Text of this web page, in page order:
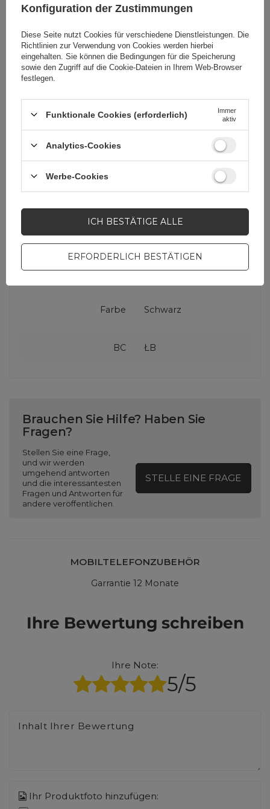
Zentimetern
Länge 5 m
Sammelverpackung
Produzenten-Code 70654
Verpackung Folie
Steckertyp RJ45 (männlich)
Farbe Schwarz
BC ŁB
Brauchen Sie Hilfe? Haben Sie
Fragen?
Stellen Sie eine Frage,
und wir werden
umgehend antworten
und die interessantesten
Fragen und Antworten für
andere veröffentlichen.
STELLE EINE FRAGE
MOBILTELEFONZUBEHÖR
Garrantie 12 Monate
Ihre Bewertung schreiben
Ihre Note:
5/5
Inhalt Ihrer Bewertung
Ihr Produktfoto hinzufügen:
Konfiguration der Zustimmungen
Diese Seite nutzt Cookies für verschiedene Dienstleistungen. Die
Richtlinien zur Verwendung von Cookies werden hierbei
eingehalten. Sie können die Bedingungen für die Speicherung
sowie den Zugriff auf die Cookie-Dateien in Ihrem Web-Browser
festlegen.
Funktionale Cookies (erforderlich)
Immer
aktiv
Analytics-Cookies
Werbe-Cookies
ERFORDERLICH BESTÄTIGEN
ICH BESTÄTIGE ALLE